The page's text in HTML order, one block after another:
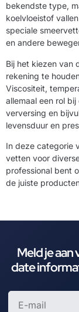
bekendste type,
koelvloeistof
speciale
en andere
Bij het kiezen van
rekening te
Viscositeit,
allemaal een rol
verversing en
levensduur en
In deze categorie
vetten voor
professional bent
de juiste
Meld je
date